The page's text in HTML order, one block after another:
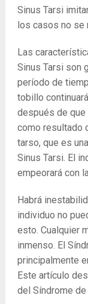
Sinus Tarsi
los casos no se
Las
Sinus Tarsi son
período de
tobillo
después de que
como resultado
tarso, que es
Sinus Tarsi. El
empeorará con
Habrá
individuo no
esto. Cualquier
inmenso. El
principalmente
Este artículo
del Síndrome de